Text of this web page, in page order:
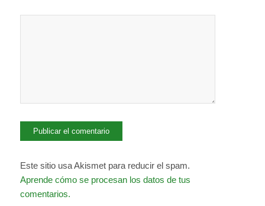
Este sitio usa Akismet para reducir el spam.
Aprende cómo se procesan los datos de tus
comentarios.